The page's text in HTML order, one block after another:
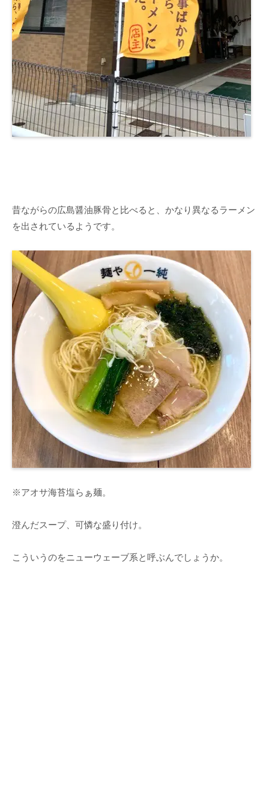
昔ながらの広島醤油豚骨と比べると、かなり異なるラーメン
を出されているようです。
※アオサ海苔塩らぁ麺。
澄んだスープ、可憐な盛り付け。
こういうのをニューウェーブ系と呼ぶんでしょうか。